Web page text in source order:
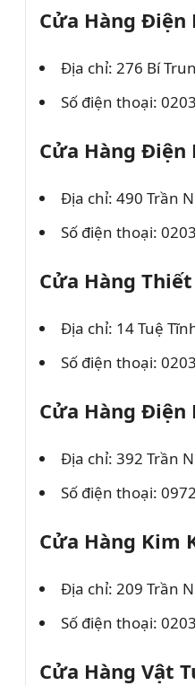
Cửa Hàng Điện
Địa chỉ: 276 Bí
Số điện thoại:
Cửa Hàng
Địa chỉ: 490 Trần
Số điện thoại:
Cửa Hàng
Địa chỉ: 14 Tuệ
Số điện thoại:
Cửa Hàng
Địa chỉ: 392 Trần
Số điện thoại:
Cửa Hàng Kim
Địa chỉ: 209 Trần
Số điện thoại:
Cửa Hàng Vật